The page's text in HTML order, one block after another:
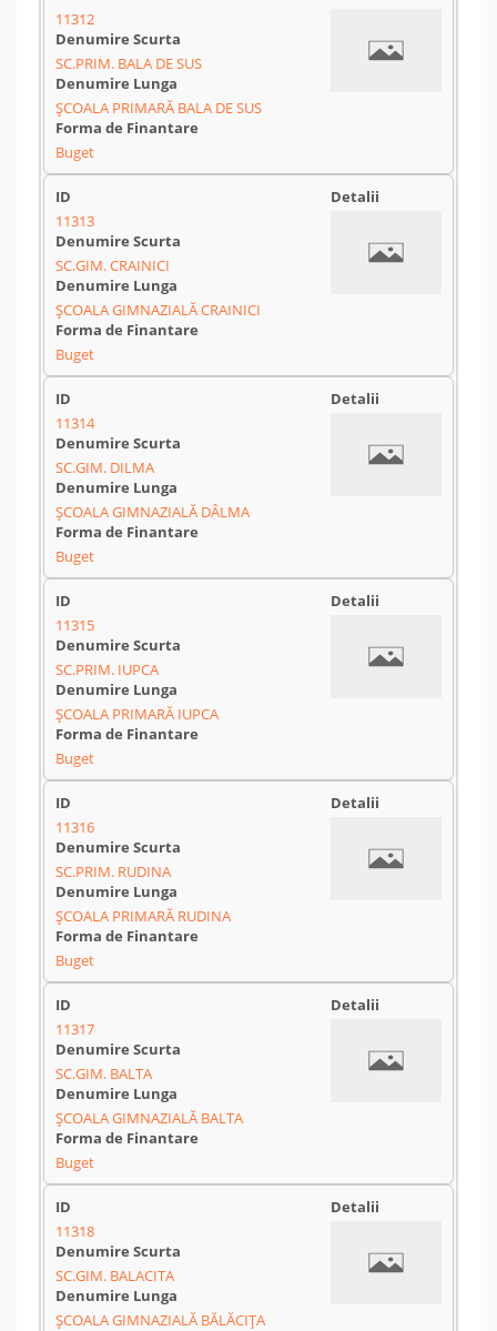
11312
SC.PRIM. BALA DE SUS
ȘCOALA PRIMARĂ BALA DE SUS
Buget
11313
SC.GIM. CRAINICI
ȘCOALA GIMNAZIALĂ CRAINICI
Buget
11314
SC.GIM. DILMA
ȘCOALA GIMNAZIALĂ DÂLMA
Buget
11315
SC.PRIM. IUPCA
ȘCOALA PRIMARĂ IUPCA
Buget
11316
SC.PRIM. RUDINA
ȘCOALA PRIMARĂ RUDINA
Buget
11317
SC.GIM. BALTA
ȘCOALA GIMNAZIALĂ BALTA
Buget
11318
SC.GIM. BALACITA
ŞCOALA GIMNAZIALĂ BĂLĂCIŢA